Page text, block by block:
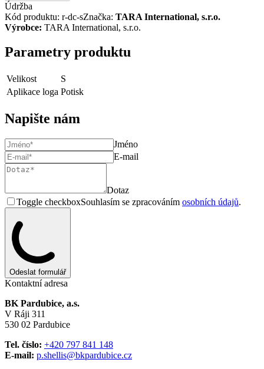
Údržba
Kód produktu: r-dc-sZnačka: TARA International, s.r.o.
Výrobce: TARA International, s.r.o.
Parametry produktu
Velikost
S
Aplikace loga Potisk
Napište nám
Jméno
E-mail
Dotaz
Toggle checkboxSouhlasím se zpracováním osobních údajů.
Odeslat formulář
Kontaktní adresa
BK Pardubice, a.s.
V Ráji 311
530 02 Pardubice
Tel. číslo: +420 797 841 148
E-mail: p.shellis@bkpardubice.cz